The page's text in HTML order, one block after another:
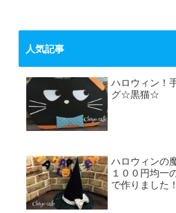
人気記事
ハロウィン！
グ☆黒猫☆
ハロウィンの
１００円均一
で作りました！